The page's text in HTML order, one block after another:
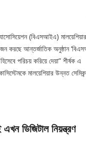
(বিএসআইএ) মালয়েশিয়ার
করছে আন্তর্জাতিক অনুষ্ঠান
পরিচয় করিয়ে দেয়া” শীর্ষক এ
মালয়েশিয়ার উন্নত
ডিজিটাল নিয়ন্ত্রণ